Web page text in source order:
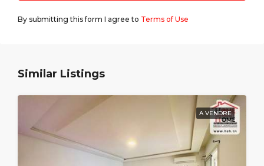
By submitting this form I agree to Terms of Use
Similar Listings
A VENDRE